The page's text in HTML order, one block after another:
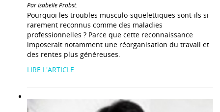
Par Isabelle Probst.
Pourquoi les troubles musculo-squelettiques sont-ils si
rarement reconnus comme des maladies
professionnelles ? Parce que cette reconnaissance
imposerait notamment une réorganisation du travail et
des rentes plus généreuses.
LIRE L'ARTICLE